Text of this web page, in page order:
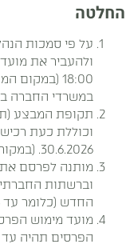
החלטה
על פי סמכות
במשרדי החברה
תקופת המבצע
וכוללת כעת
30.6.2026. (במקור: החל מ-1.3.2026 ועד ל-31.3.2026).
מותנה לפרסם
החדש (כלומר עד 21.7.2026).
מועד מימוש
הפרסים תהיה